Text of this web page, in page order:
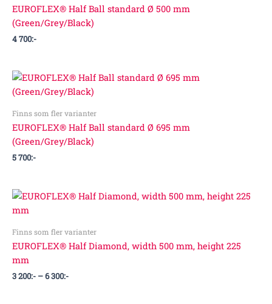
EUROFLEX® Half Ball standard Ø 500 mm
(Green/Grey/Black)
4 700:-
Finns som fler varianter
EUROFLEX® Half Ball standard Ø 695 mm
(Green/Grey/Black)
5 700:-
Finns som fler varianter
EUROFLEX® Half Diamond, width 500 mm, height 225
mm
3 200:- –6 300:-
Prisintervall:
6
300:-